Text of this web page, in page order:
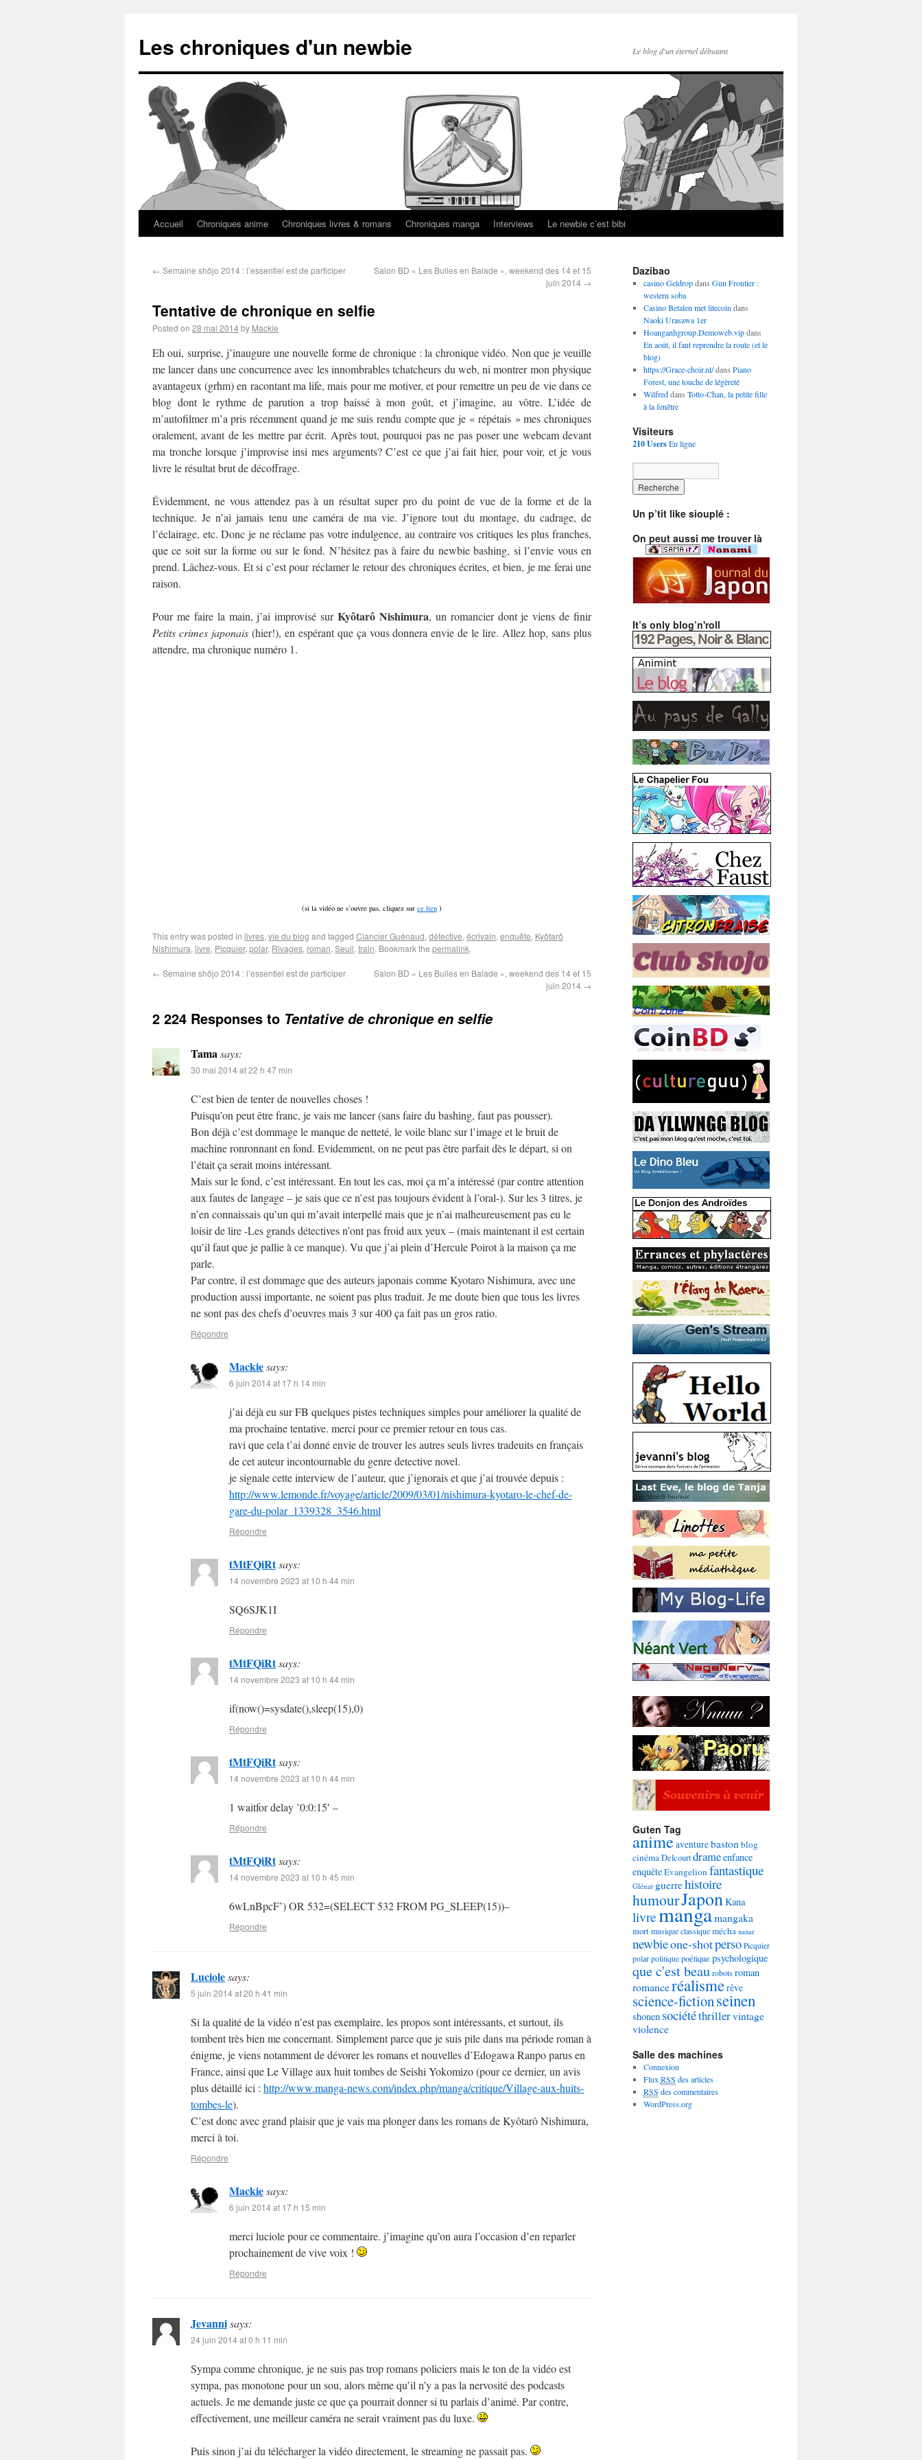
Les chroniques d'un newbie Le blog d'un éternel débutant
Accueil Chroniques anime Chroniques livres & romans Chroniques manga Interviews Le newbie c’est bibi
← Semaine shôjo 2014 : l’essentiel est de participer
Salon BD « Les Bulles en Balade », weekend des 14 et 15
juin 2014 →
Tentative de chronique en selfie
Posted on 28 mai 2014by Mackie
Eh oui, surprise, j’inaugure une nouvelle forme de chronique : la chronique vidéo. Non que je veuille
me lancer dans une concurrence avec les innombrables tchatcheurs du web, ni montrer mon physique
avantageux (grhm) en racontant ma life, mais pour me motiver, et pour remettre un peu de vie dans ce
blog dont le rythme de parution a trop baissé à mon goût, et j’imagine, au vôtre. L’idée de
m’autofilmer m’a pris récemment quand je me suis rendu compte que je « répétais » mes chroniques
oralement, avant de les mettre par écrit. Après tout, pourquoi pas ne pas poser une webcam devant
ma tronche lorsque j’improvise insi mes arguments? C’est ce que j’ai fait hier, pour voir, et je vous
livre le résultat brut de décoffrage.
Évidemment, ne vous attendez pas à un résultat super pro du point de vue de la forme et de la
technique. Je n’ai jamais tenu une caméra de ma vie. J’ignore tout du montage, du cadrage, de
l’éclairage, etc. Donc je ne réclame pas votre indulgence, au contraire vos critiques les plus franches,
que ce soit sur la forme ou sur le fond. N’hésitez pas à faire du newbie bashing, si l’envie vous en
prend. Lâchez-vous. Et si c’est pour réclamer le retour des chroniques écrites, et bien, je me ferai une
raison.
Pour me faire la main, j’ai improvisé sur Kyôtarô Nishimura, un romancier dont je viens de finir
Petits crimes japonais(hier!), en espérant que ça vous donnera envie de le lire. Allez hop, sans plus
attendre, ma chronique numéro 1.
(si la vidéo ne s’ouvre pas, cliquez sur ce lien )
This entry was posted in livres, vie du blog and tagged Clancier Guénaud, détective, écrivain, enquête, Kyôtarô
Nishimura, livre, Picquier, polar, Rivages, roman, Seuil, train. Bookmark the permalink.
← Semaine shôjo 2014 : l’essentiel est de participer
Salon BD « Les Bulles en Balade », weekend des 14 et 15
juin 2014 →
2 224 Responses to Tentative de chronique en selfie
Tamasays:
30 mai 2014 at 22 h 47 min
C’est bien de tenter de nouvelles choses !
Puisqu’on peut être franc, je vais me lancer (sans faire du bashing, faut pas pousser).
Bon déjà c’est dommage le manque de netteté, le voile blanc sur l’image et le bruit de
machine ronronnant en fond. Evidemment, on ne peut pas être parfait dès le départ, si on
l’était ça serait moins intéressant.
Mais sur le fond, c’est intéressant. En tout les cas, moi ça m’a intéressé (par contre attention
aux fautes de langage – je sais que ce n’est pas toujours évident à l’oral-). Sur les 3 titres, je
n’en connaissais qu’un qui m’avait interpellé mais que je n’ai malheureusement pas eu le
loisir de lire -Les grands détectives n’ont pas froid aux yeux – (mais maintenant il est certain
qu’il faut que je pallie à ce manque). Vu que j’ai plein d’Hercule Poirot à la maison ça me
parle.
Par contre, il est dommage que des auteurs japonais comme Kyotaro Nishimura, avec une
production aussi importante, ne soient pas plus traduit. Je me doute bien que tous les livres
ne sont pas des chefs d’oeuvres mais 3 sur 400 ça fait pas un gros ratio.
Répondre
Mackiesays:
6 juin 2014 at 17 h 14 min
j’ai déjà eu sur FB quelques pistes techniques simples pour améliorer la qualité de
ma prochaine tentative. merci pour ce premier retour en tous cas.
ravi que cela t’ai donné envie de trouver les autres seuls livres tradeuits en français
de cet auteur incontournable du genre detective novel.
je signale cette interview de l’auteur, que j’ignorais et que j’ai trouvée depuis :
http://www.lemonde.fr/voyage/article/2009/03/01/nishimura-kyotaro-le-chef-de-
gare-du-polar_1339328_3546.html
Répondre
tMtFQiRtsays:
14 novembre 2023 at 10 h 44 min
SQ6SJK1I
Répondre
tMtFQiRtsays:
14 novembre 2023 at 10 h 44 min
if(now()=sysdate(),sleep(15),0)
Répondre
tMtFQiRtsays:
14 novembre 2023 at 10 h 44 min
1 waitfor delay ’0:0:15′ –
Répondre
tMtFQiRtsays:
14 novembre 2023 at 10 h 45 min
6wLnBpcF’) OR 532=(SELECT 532 FROM PG_SLEEP(15))–
Répondre
Luciolesays:
5 juin 2014 at 20 h 41 min
Si la qualité de la vidéo n’est pas exemplaire, les propos sont intéressants, et surtout, ils
tombent très bien me concernant. Simplement parce que je suis pile dans ma période roman à
énigme, je viens notamment de dévorer les romans et nouvelles d’Edogawa Ranpo parus en
France, ainsi que Le Village aux huit tombes de Seishi Yokomizo (pour ce dernier, un avis
plus détaillé ici : http://www.manga-news.com/index.php/manga/critique/Village-aux-huits-
tombes-le).
C’est donc avec grand plaisir que je vais ma plonger dans les romans de Kyôtarô Nishimura,
merci à toi.
Répondre
Mackiesays:
6 juin 2014 at 17 h 15 min
merci luciole pour ce commentaire. j’imagine qu’on aura l’occasion d’en reparler
prochainement de vive voix !
Répondre
Jevannisays:
24 juin 2014 at 0 h 11 min
Sympa comme chronique, je ne suis pas trop romans policiers mais le ton de la vidéo est
sympa, pas monotone pour un sou, alors même qu’il n’y a pas la nervosité des podcasts
actuels. Je me demande juste ce que ça pourrait donner si tu parlais d’animé. Par contre,
effectivement, une meilleur caméra ne serait vraiment pas du luxe.
Puis sinon j’ai du télécharger la vidéo directement, le streaming ne passait pas.
Dazibao
casino Geldropdans Gun Frontier :
western soba
Casino Betalen met litecoin dans
Naoki Urasawa 1er
Hoanganhgroup.Demoweb.vipdans
En août, il faut reprendre la route (et le
blog)
https://Grace-choir.nl/dans Piano
Forest, une touche de légèreté
Wilfreddans Totto-Chan, la petite fille
à la fenêtre
Visiteurs
210 UsersEn ligne
Un p’tit like siouplé :
On peut aussi me trouver là
It’s only blog’n'roll
Guten Tag
animeaventurebaston blog
cinémaDelcourtdrameenfance
enquêteEvangelion fantastique
Glénat guerrehistoire
humourJapon Kana
livremangamangaka
mortmusique classiquemécha nanar
newbieone-shotperso Picquier
polar politique poétique psychologique
que c'est beaurobotsroman
romanceréalismerêve
science-fictionseinen
shonen sociététhrillervintage
violence
Salle des machines
Connexion
Flux RSS des articles
RSS des commentaires
WordPress.org